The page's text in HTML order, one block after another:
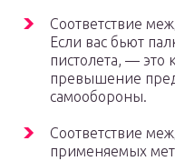
Соответствие
Если вас бьют
пистолета, — это
превышение
самообороны.
Соответствие
применяемых